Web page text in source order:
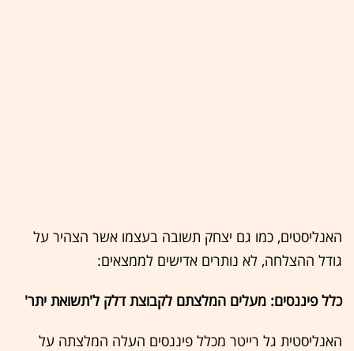
האנליסטים, כמו גם יצחק תשובה בעצמו אשר הצהיר על
גודל ההצלחה, לא נותרים אדישים לממצאים:
כלל פיננסים: מעלים המלצתם לקבוצת דלק ל'תשואת יתר'
האנליסטית גל רייטר מכלל פיננסים העלה המלצתה על